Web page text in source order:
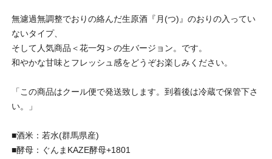
無濾過無調整でおりの絡んだ生原酒『月(つ)』のおりの入ってい
ないタイプ、
そして人気商品＜花一匁＞の生バージョン。です。
和やかな甘味とフレッシュ感をどうぞお楽しみください。
「この商品はクール便で発送致します。到着後は冷蔵で保管下さ
い。」
■酒米：若水(群馬県産)
■酵母：ぐんまKAZE酵母+1801